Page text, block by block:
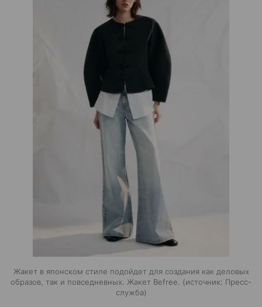
Жакет в японском стиле подойдет для создания как деловых
образов, так и повседневных. Жакет Befree.
источник: Пресс-
служба